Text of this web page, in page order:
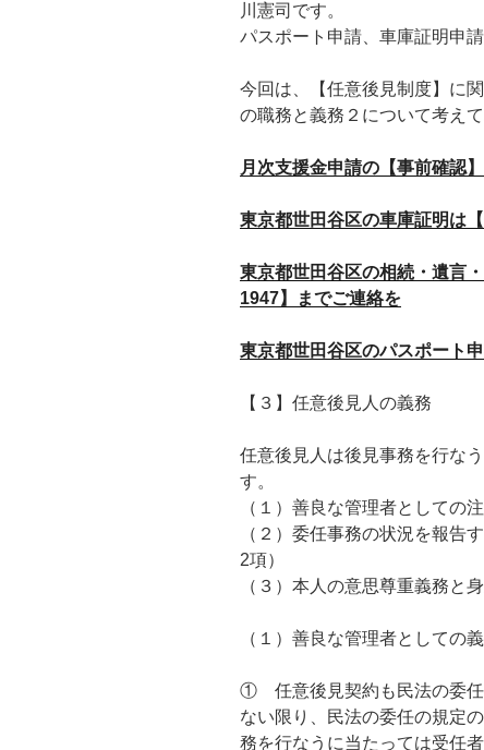
川憲司です。
パスポート申請、車庫証明申
今回は、【任意後見制度】に
の職務と義務２について考え
月次支援金申請の【事前確認
東京都世田谷区の車庫証明は
東京都世田谷区の相続・遺言
1947】までご連絡を
東京都世田谷区のパスポート
【３】任意後見人の義務
任意後見人は後見事務を行な
す。
（１）善良な管理者としての
（２）委任事務の状況を報告
2項）
（３）本人の意思尊重義務と
（１）善良な管理者としての
① 任意後見契約も民法の委任
ない限り、民法の委任の規定
務を行なうに当たっては受任